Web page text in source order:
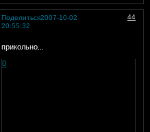
Поделиться 44
2007-10-02
20:55:32
прикольно...
0